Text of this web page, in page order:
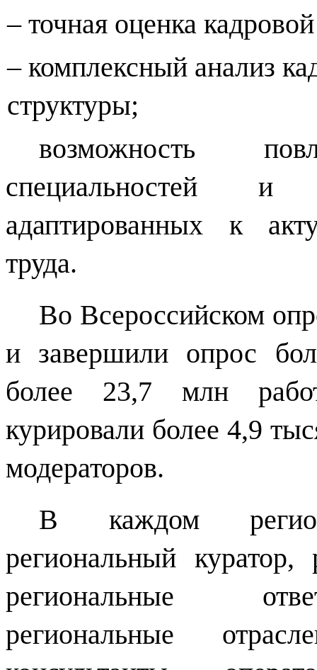
–точная оценка
–комплексный анализ
структуры;
возможность
специальностей и
адаптированных к
труда.
Во Всероссийском
и завершили опрос
более 23,7 млн
курировали более 4,9
модераторов.
В каждом
региональный куратор,
региональные
региональные